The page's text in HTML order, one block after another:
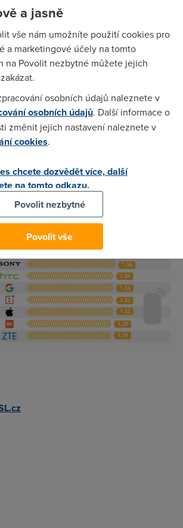
Xiaomi Mi A1, ale OnePlus 5T je v
vysíláZTE Blade V9 a Samsung
unii je limit pro toto záření 2 W/kg, v
a limit je tam 1,6 W/kg. Takže
příček níže uvedené tabulky se tam
a jasně
vše nám umožníte použití cookies pro
a marketingové účely na tomto
na Povolit nezbytné můžete jejich
osobních údajů naleznete v
osobních údajů. Další informace o
změnit jejich nastavení naleznete v
cookies.
chcete dozvědět více, další
na tomto odkazu.
Povolit nezbytné
Povolit vše